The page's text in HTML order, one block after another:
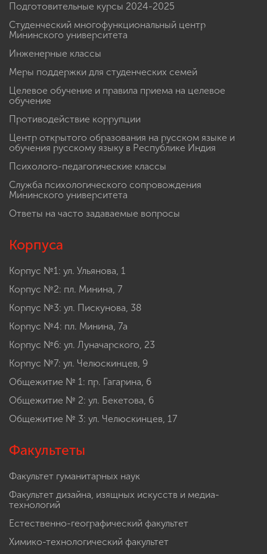
Подготовительные курсы 2024-2025
Студенческий многофункциональный центр
Мининского университета
Инженерные классы
Меры поддержки для студенческих семей
Целевое обучение и правила приема на целевое
обучение
Противодействие коррупции
Центр открытого образования на русском языке и
обучения русскому языку в Республике Индия
Психолого-педагогические классы
Служба психологического сопровождения
Мининского университета
Ответы на часто задаваемые вопросы
Корпуса
Корпус №1: ул. Ульянова, 1
Корпус №2: пл. Минина, 7
Корпус №3: ул. Пискунова, 38
Корпус №4: пл. Минина, 7а
Корпус №6: ул. Луначарского, 23
Корпус №7: ул. Челюскинцев, 9
Общежитие № 1: пр. Гагарина, 6
Общежитие № 2: ул. Бекетова, 6
Общежитие № 3: ул. Челюскинцев, 17
Факультеты
Факультет гуманитарных наук
Факультет дизайна, изящных искусств и медиа-
технологий
Естественно-географический факультет
Химико-технологический факультет